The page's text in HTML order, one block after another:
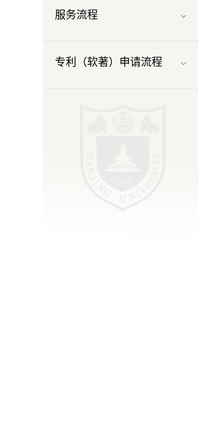
服务流程
专利（软著）申请流程